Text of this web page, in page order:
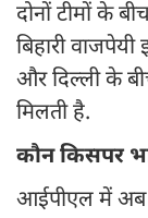
दोनों टीमों के
बिहारी
और दिल्ली के
मिलती है.
कौन किसपर
आईपीएल में अब